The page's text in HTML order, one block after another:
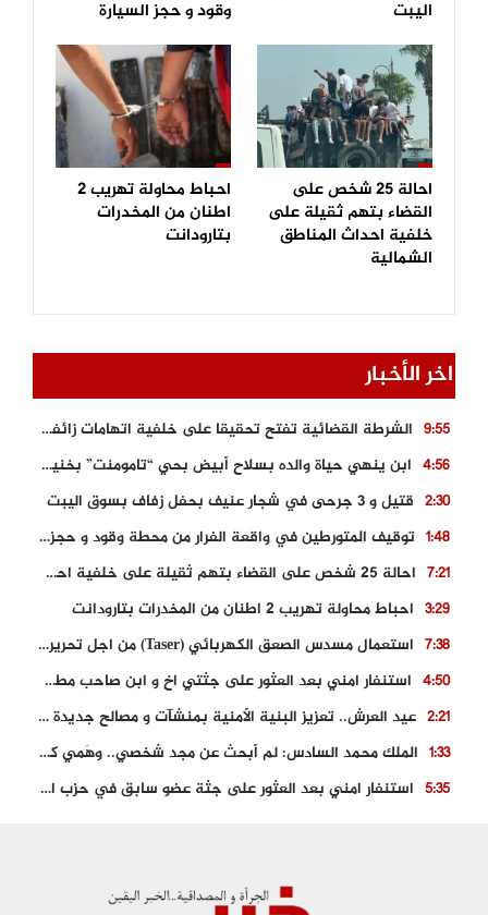
اليبت
وقود و حجز السيارة
احالة 25 شخص على
القضاء بتهم ثقيلة على
خلفية احداث المناطق
الشمالية
احباط محاولة تهريب 2
اطنان من المخدرات
بتارودانت
اخر الأخبار
9:55
الشرطة القضائية تفتح تحقيقا على خلفية اتهامات زائفة أدلت بها مرشحة للهجرة السرية
4:56
ابن ينهي حياة والده بسلاح أبيض بحي “تامومنت” بخنيفرة
2:30 قتيل و 3 جرحى في شجار عنيف بحفل زفاف بسوق اليبت
1:48
توقيف المتورطين في واقعة الفرار من محطة وقود و حجز السيارة
7:21
احالة 25 شخص على القضاء بتهم ثقيلة على خلفية احداث المناطق الشمالية
3:29 احباط محاولة تهريب 2 اطنان من المخدرات بتارودانت
7:38
استعمال مسدس الصعق الكهربائي (Taser) من اجل تحرير شابة محتجزة
4:50
استنفار امني بعد العثور على جثتي اخ و ابن صاحب مطعم اسماك مشهور بطنجة
2:21
عيد العرش.. تعزيز البنية الأمنية بمنشآت و مصالح جديدة بكل من الحسيمة – فاس و الناظور
1:33
الملك محمد السادس: لم أبحث عن مجد شخصي.. وهَمي كرامة المغاربة
5:35
استنفار امني بعد العثور على جثة عضو سابق في حزب المصباح بالقنيطرة..
العثور على سبعينية جثة هامدة بمقر سكناها بمراكش